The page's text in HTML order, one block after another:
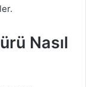
Nasıl